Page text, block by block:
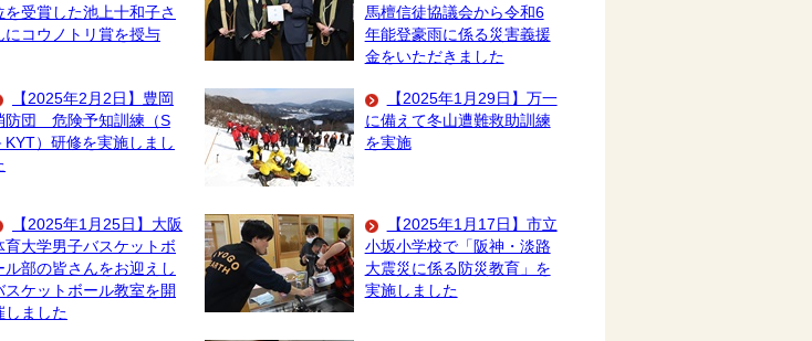
を受賞した池上十和子さ
にコウノトリ賞を授与
馬檀信徒協議会から令和6
年能登豪雨に係る災害義援
金をいただきました
【2025年2月2日】豊岡
防団 危険予知訓練（S
KYT）研修を実施しまし
【2025年1月29日】万一
に備えて冬山遭難救助訓練
を実施
【2025年1月25日】大阪
育大学男子バスケットボ
ル部の皆さんをお迎えし
スケットボール教室を開
しました
【2025年1月17日】市立
小坂小学校で「阪神・淡路
大震災に係る防災教育」を
実施しました